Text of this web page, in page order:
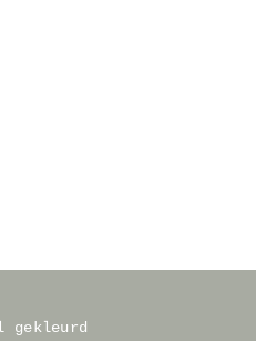
gekleurd